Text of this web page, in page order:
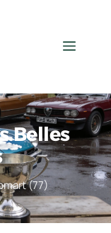
Menu
Belles
(77)